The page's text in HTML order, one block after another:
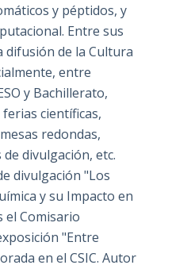
y péptidos, y
Entre sus
difusión de la Cultura
entre
y Bachillerato,
científicas,
redondas,
divulgación, etc.
divulgación "Los
y su Impacto en
el Comisario
"Entre
en el CSIC. Autor